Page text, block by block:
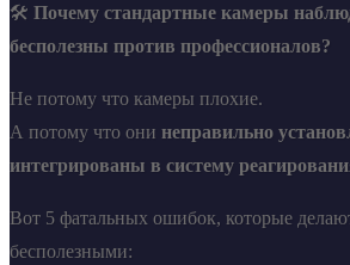
🛠️ Почему стандартные камеры
бесполезны против профессионалов?
Не потому что камеры плохие.
А потому что они неправильно
интегрированы в систему
Вот 5 фатальных ошибок, которые
бесполезными: